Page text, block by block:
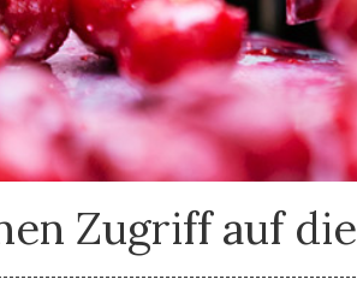
Zugriff auf